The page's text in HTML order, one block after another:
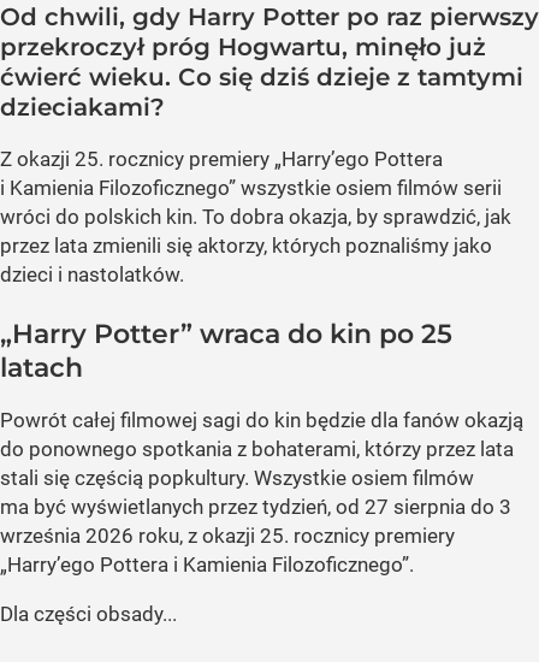
Od chwili, gdy Harry Potter po raz pierwszy
przekroczył próg Hogwartu, minęło już
ćwierć wieku. Co się dziś dzieje z tamtymi
dzieciakami?
Z okazji 25. rocznicy premiery „Harry’ego Pottera
i Kamienia Filozoficznego” wszystkie osiem filmów serii
wróci do polskich kin. To dobra okazja, by sprawdzić, jak
przez lata zmienili się aktorzy, których poznaliśmy jako
dzieci i nastolatków.
„Harry Potter” wraca do kin po 25
latach
Powrót całej filmowej sagi do kin będzie dla fanów okazją
do ponownego spotkania z bohaterami, którzy przez lata
stali się częścią popkultury. Wszystkie osiem filmów
ma być wyświetlanych przez tydzień, od 27 sierpnia do 3
września 2026 roku, z okazji 25. rocznicy premiery
„Harry’ego Pottera i Kamienia Filozoficznego”.
Dla części obsady...